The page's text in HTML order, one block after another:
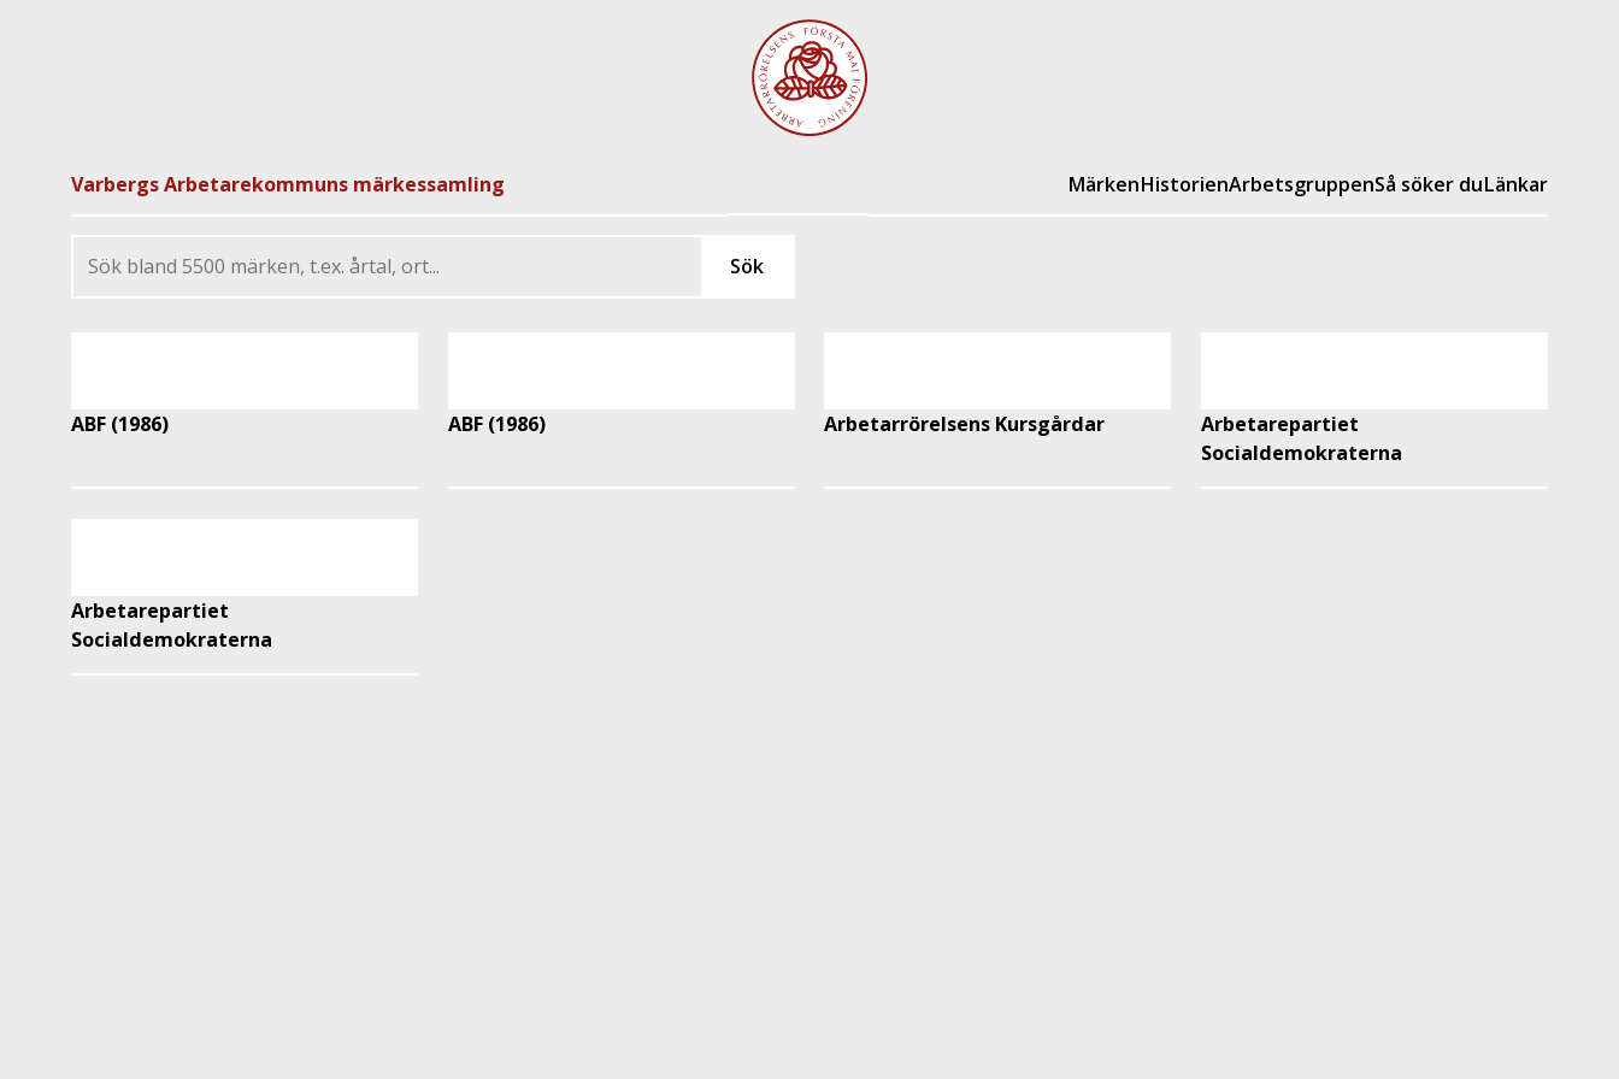
Varbergs Arbetarekommuns märkessamling MärkenHistorienArbetsgruppenSå söker duLänkar
ABF (1986) ABF (1986) Arbetarrörelsens Kursgårdar
Arbetarepartiet
Socialdemokraterna
Arbetarepartiet
Socialdemokraterna